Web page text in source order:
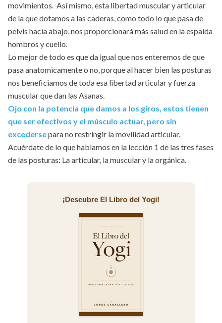
movimientos. Así mismo, esta libertad muscular y articular
de la que dotamos a las caderas, como todo lo que pasa de
pelvis hacia abajo, nos proporcionará más salud en la espalda
hombros y cuello.
Lo mejor de todo es que da igual que nos enteremos de que
pasa anatomicamente o no, porque al hacer bien las posturas
nos beneficiamos de toda esa libertad articular y fuerza
muscular que dan las Asanas.
Ojo con la potencia que damos a los giros, estos tienen
que ser efectivos y el músculo actuar, pero sin
excedersepara no restringir la movilidad articular.
Acuérdate de lo que hablamos en la lección 1 de las tres fases
de las posturas: La articular, la muscular y la orgánica.
¡Descubre El Libro del Yogi!